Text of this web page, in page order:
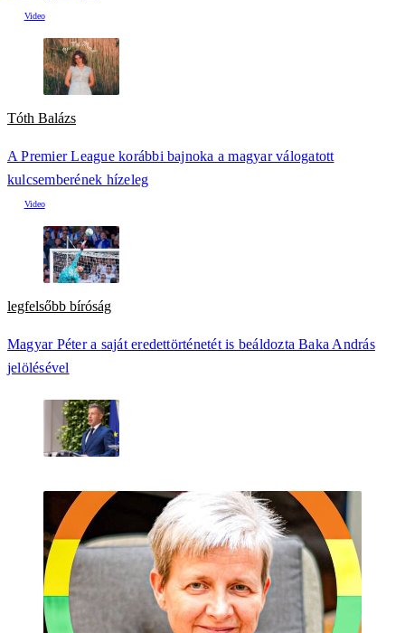
Tóth Balázs
A Premier League korábbi bajnoka a magyar válogatott
kulcsemberének hízeleg
legfelsőbb bíróság
Magyar Péter a saját eredettörténetét is beáldozta Baka András
jelölésével